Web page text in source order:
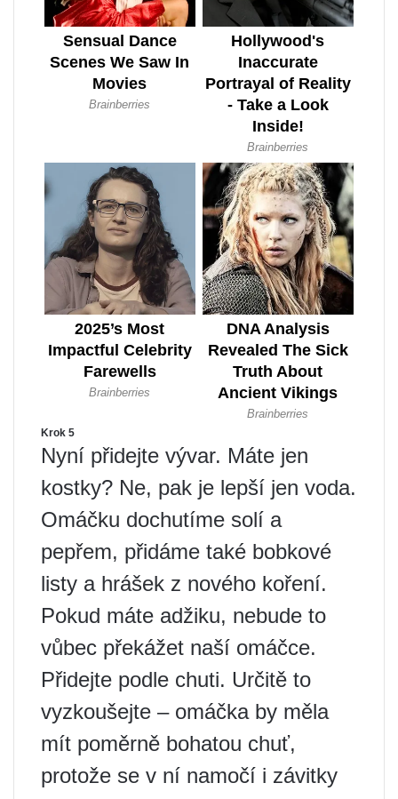
Krok 5
Nyní přidejte vývar. Máte jen
kostky? Ne, pak je lepší jen voda.
Omáčku dochutíme solí a
pepřem, přidáme také bobkové
listy a hrášek z nového koření.
Pokud máte adžiku, nebude to
vůbec překážet naší omáčce.
Přidejte podle chuti. Určitě to
vyzkoušejte – omáčka by měla
mít poměrně bohatou chuť,
protože se v ní namočí i závitky